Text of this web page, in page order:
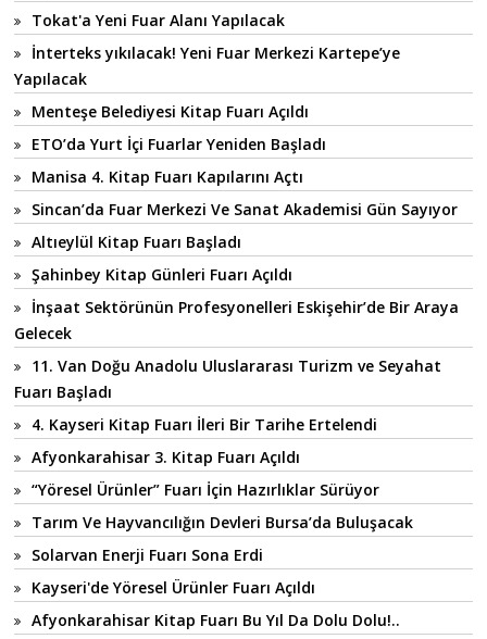
Tokat'a Yeni Fuar Alanı Yapılacak
İnterteks yıkılacak! Yeni Fuar Merkezi Kartepe’ye
Yapılacak
Menteşe Belediyesi Kitap Fuarı Açıldı
ETO’da Yurt İçi Fuarlar Yeniden Başladı
Manisa 4. Kitap Fuarı Kapılarını Açtı
Sincan’da Fuar Merkezi Ve Sanat Akademisi Gün Sayıyor
Altıeylül Kitap Fuarı Başladı
Şahinbey Kitap Günleri Fuarı Açıldı
İnşaat Sektörünün Profesyonelleri Eskişehir’de Bir Araya
Gelecek
11. Van Doğu Anadolu Uluslararası Turizm ve Seyahat
Fuarı Başladı
4. Kayseri Kitap Fuarı İleri Bir Tarihe Ertelendi
Afyonkarahisar 3. Kitap Fuarı Açıldı
“Yöresel Ürünler” Fuarı İçin Hazırlıklar Sürüyor
Tarım Ve Hayvancılığın Devleri Bursa’da Buluşacak
Solarvan Enerji Fuarı Sona Erdi
Kayseri'de Yöresel Ürünler Fuarı Açıldı
Afyonkarahisar Kitap Fuarı Bu Yıl Da Dolu Dolu!..